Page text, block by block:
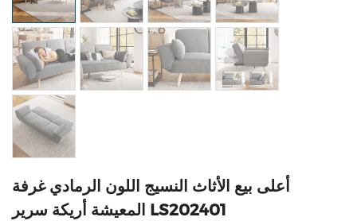
أعلى بيع الأثاث النسيج اللون الرمادي غرفة
المعيشة أريكة سرير LS202401